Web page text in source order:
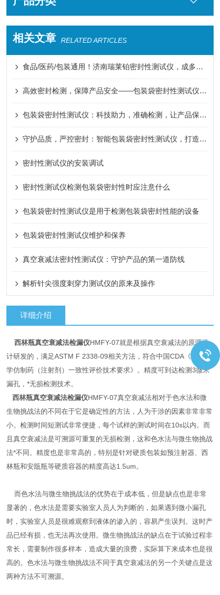
相关文章 RELATED ARTICLES
食品/医药/包装通用！济南瑞莱铂密封性测试仪，成多场景检测口碑推荐
高效密封检测，保障产品安全——包装袋密封性测试仪技术亮点
包装袋密封性测试仪：科技助力，准确检测，让产品保鲜无忧
守护品质，严控密封：智能包装袋密封性测试仪，打造保鲜屏障
密封性测试仪的安装调试
密封性测试仪检测包装袋密封性时应注意什么
包装袋密封性测试仪是用于检测包装袋密封性能的设备
包装袋密封性测试仪维护和保养
真空衰减法密封性测试仪：守护产品的第一道防线
解析针尖强度刺穿力测试仪的原来及操作
详细介绍
西林瓶真空衰减法检漏仪HMFY-07就是根据真空衰减法的原理设
计研发的，满足ASTM F 2338-09相关方法，符合中国CDA《上市化
学仿制药（注射剂）一致性评价技术要求》。精度可到达检测3微米
漏孔，*无损检测技术。
西林瓶真空衰减法检漏仪HMFY-07真空衰减法相对于色水法和微
生物挑战法的不同在于它是确定性的方法，人为干涉的因素非常非常
小。检测时间短测试非常便捷，每个试样的测试时间在10s以内。而
且真空衰减法是可溯源可重复的无损检测，这和色水法与微生物挑战
法*不同。精度也是非常高的，特别是针对硬质包装如预注射器、西
林瓶和安瓿瓶等硬质容器的精度高达1.5um。
而色水法与微生物挑战法的优势在于成本低，但是缺点也是非常
显著的，色水法是需要实验室人员人为判断的，如果遇到微小漏孔
时，实验室人员是很难观察到液体的渗入的，容易产生误判。这时产
品已经有损，也无法再次使用。微生物挑战法的缺点在于试验过程非
常长，需要制作很多样本，造成大量的浪费，实际算下来成本也是很
高的。色水法与微生物挑战法不同于真空衰减法的另一个关键点是这
两种方法不可溯源。